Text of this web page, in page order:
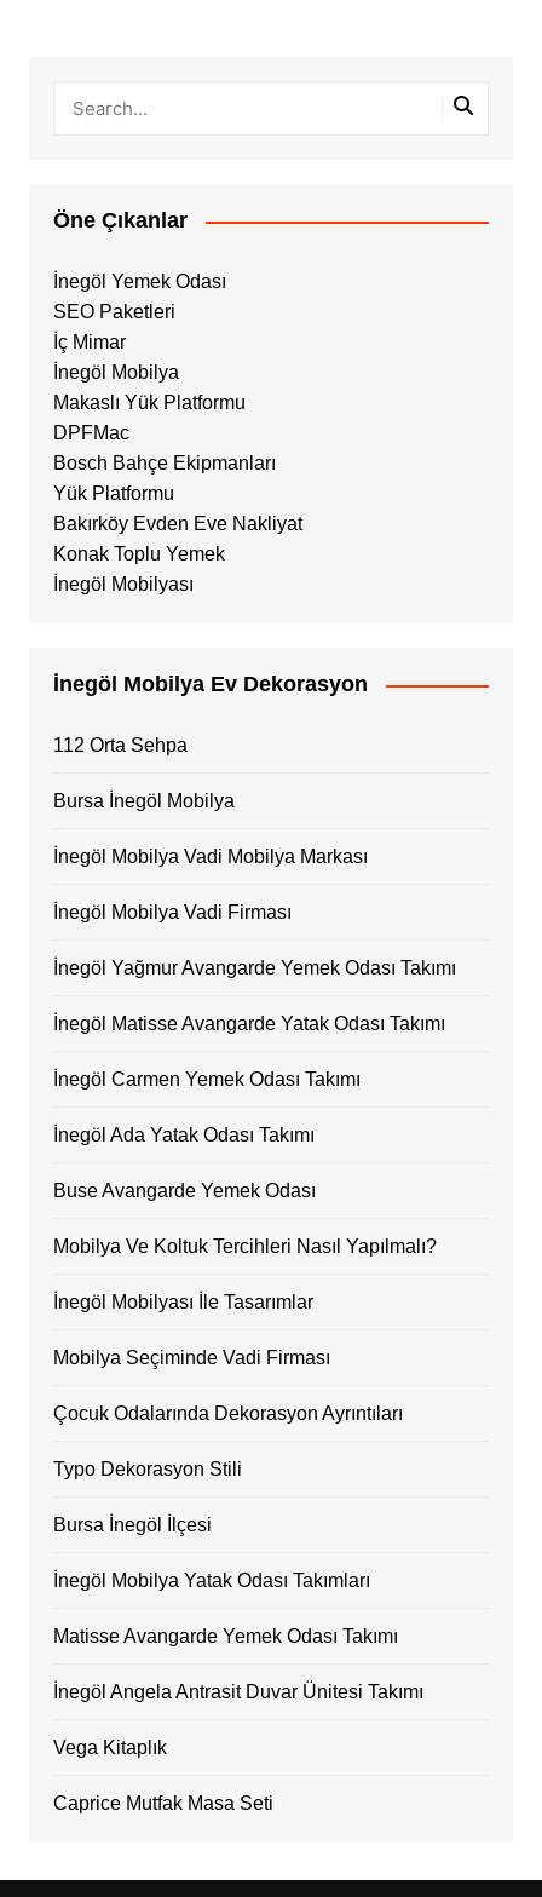
Öne Çıkanlar
İnegöl Yemek Odası
SEO Paketleri
İç Mimar
İnegöl Mobilya
Makaslı Yük Platformu
DPFMac
Bosch Bahçe Ekipmanları
Yük Platformu
Bakırköy Evden Eve Nakliyat
Konak Toplu Yemek
İnegöl Mobilyası
İnegöl Mobilya Ev Dekorasyon
112 Orta Sehpa
Bursa İnegöl Mobilya
İnegöl Mobilya Vadi Mobilya Markası
İnegöl Mobilya Vadi Firması
İnegöl Yağmur Avangarde Yemek Odası Takımı
İnegöl Matisse Avangarde Yatak Odası Takımı
İnegöl Carmen Yemek Odası Takımı
İnegöl Ada Yatak Odası Takımı
Buse Avangarde Yemek Odası
Mobilya Ve Koltuk Tercihleri Nasıl Yapılmalı?
İnegöl Mobilyası İle Tasarımlar
Mobilya Seçiminde Vadi Firması
Çocuk Odalarında Dekorasyon Ayrıntıları
Typo Dekorasyon Stili
Bursa İnegöl İlçesi
İnegöl Mobilya Yatak Odası Takımları
Matisse Avangarde Yemek Odası Takımı
İnegöl Angela Antrasit Duvar Ünitesi Takımı
Vega Kitaplık
Caprice Mutfak Masa Seti